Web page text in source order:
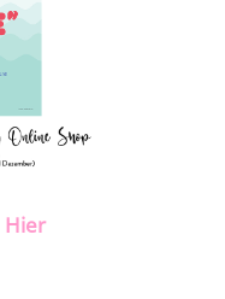
Hier